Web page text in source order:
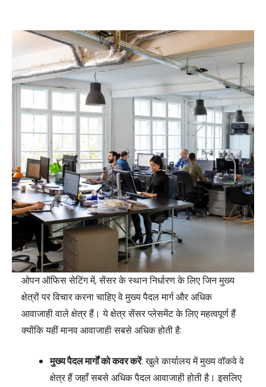
ओपन ऑफिस सेटिंग में, सेंसर के स्थान निर्धारण के लिए जिन मुख्य
क्षेत्रों पर विचार करना चाहिए वे मुख्य पैदल मार्ग और अधिक
आवाजाही वाले क्षेत्र हैं। ये क्षेत्र सेंसर प्लेसमेंट के लिए महत्वपूर्ण हैं
क्योंकि यहीं मानव आवाजाही सबसे अधिक होती है:
मुख्य पैदल मार्गों को कवर करें: खुले कार्यालय में मुख्य वॉकवे वे
क्षेत्र हैं जहाँ सबसे अधिक पैदल आवाजाही होती है। इसलिए